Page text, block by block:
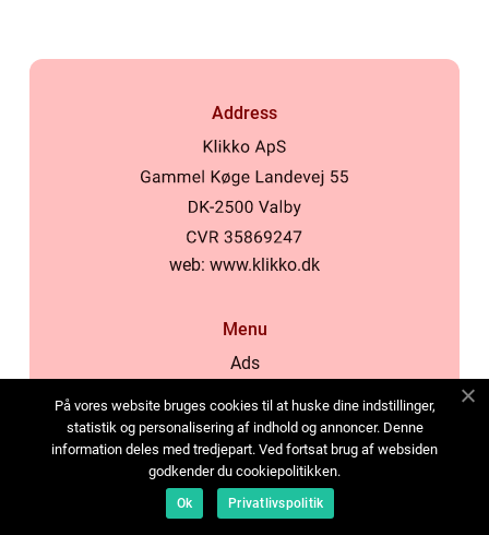
Address
web: www.klikko.dk
Menu
Ads
Cookies
Contact
Sitemap
På vores website bruges cookies til at huske dine indstillinger,
statistik og personalisering af indhold og annoncer. Denne
information deles med tredjepart. Ved fortsat brug af websiden
godkender du cookiepolitikken.
Ok Privatlivspolitik